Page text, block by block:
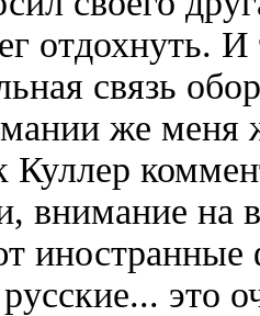
отдохнуть. И
связь
же меня
внимание на
иностранные
это